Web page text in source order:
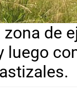
zona de
luego